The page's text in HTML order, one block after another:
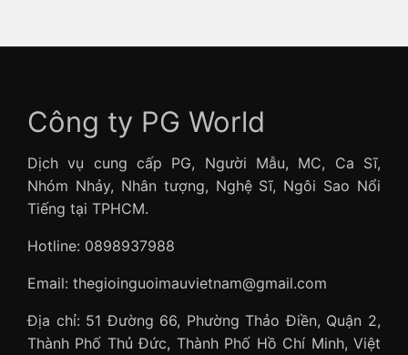
Công ty PG World
Dịch vụ cung cấp PG, Người Mẫu, MC, Ca Sĩ,
Nhóm Nhảy, Nhân tượng, Nghệ Sĩ, Ngôi Sao Nổi
Tiếng tại TPHCM.
Hotline: 0898937988
Email: thegioinguoimauvietnam@gmail.com
Địa chỉ: 51 Đường 66, Phường Thảo Điền, Quận 2,
Thành Phố Thủ Đức, Thành Phố Hồ Chí Minh, Việt